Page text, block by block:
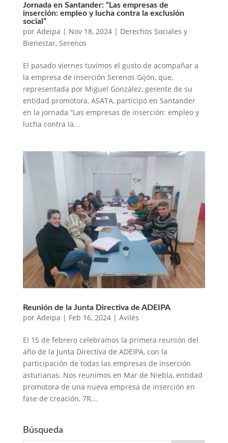
Jornada en Santander: “Las empresas de
inserción: empleo y lucha contra la exclusión
social”
por Adeipa | Nov 18, 2024| Derechos Sociales y
Bienestar, Serenos
El pasado viernes tuvimos el gusto de acompañar a
la empresa de inserción Serenos Gijón, que,
representada por Miguel González, gerente de su
entidad promotora, ASATA, participó en Santander
en la jornada “Las empresas de inserción: empleo y
lucha contra la...
Reunión de la Junta Directiva de ADEIPA
por Adeipa | Feb 16, 2024| Avilés
El 15 de febrero celebramos la primera reunión del
año de la Junta Directiva de ADEIPA, con la
participación de todas las empresas de inserción
asturianas. Nos reunimos en Mar de Niebla, entidad
promotora de una nueva empresa de inserción en
fase de creación, 7R...
Búsqueda